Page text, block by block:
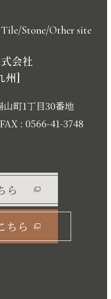
Tile/Stone/Other site
会社
州]
町1丁目30番地
: 0566-41-3748
ら
ちら